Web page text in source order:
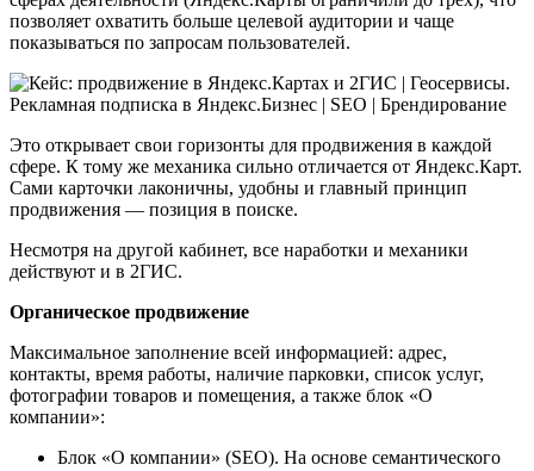
позволяет охватить больше целевой аудитории и чаще
показываться по запросам пользователей.
Это открывает свои горизонты для продвижения в каждой
сфере. К тому же механика сильно отличается от Яндекс.Карт.
Сами карточки лаконичны, удобны и главный принцип
продвижения — позиция в поиске.
Несмотря на другой кабинет, все наработки и механики
действуют и в 2ГИС.
Органическое продвижение
Максимальное заполнение всей информацией: адрес,
контакты, время работы, наличие парковки, список услуг,
фотографии товаров и помещения, а также блок «О
компании»:
Блок «О компании» (SEO). На основе семантического